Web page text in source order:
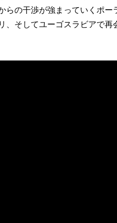
らの干渉が強まっていくポー
、そしてユーゴスラビアで再